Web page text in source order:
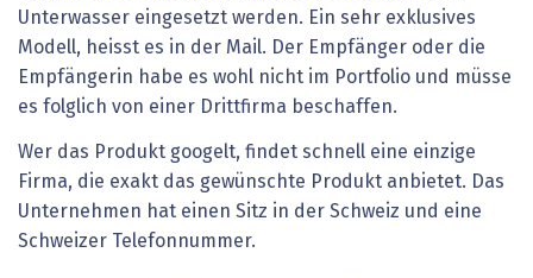
Unterwasser eingesetzt werden. Ein sehr exklusives
Modell, heisst es in der Mail. Der Empfänger oder die
Empfängerin habe es wohl nicht im Portfolio und müsse
es folglich von einer Drittfirma beschaffen.
Wer das Produkt googelt, findet schnell eine einzige
Firma, die exakt das gewünschte Produkt anbietet. Das
Unternehmen hat einen Sitz in der Schweiz und eine
Schweizer Telefonnummer.